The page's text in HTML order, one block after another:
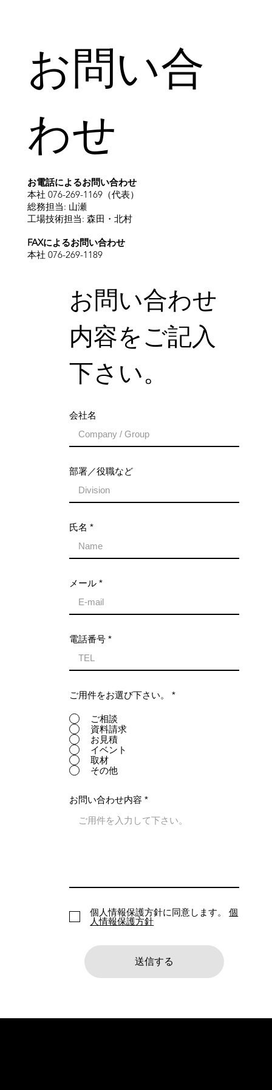
​お問い合わせ
内容をご記入
下さい。
送信する
会社名
部署／役職など
氏名
メール
電話番号
個人情報保護方針に同意します。
個
人情報保護方針
お問い合わせ内容
ご用件をお選び下さい。 *
ご相談
資料請求
お見積
イベント
取材
その他
お問い合
わせ
お電話によるお問い合わせ
本社 076-269-1169（代表）
総務担当: 山瀬
工場技術担当: 森田・北村
FAXによるお問い合わせ
本社 076-269-1189